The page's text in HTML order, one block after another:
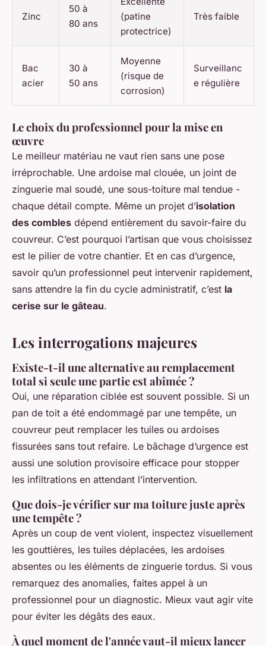
Zinc
50 à
80 ans
(patine
protectrice)
Très faible
Bac
acier
30 à
50 ans
Moyenne
(risque de
corrosion)
Surveillanc
e régulière
Le choix du professionnel pour la mise en
œuvre
Le meilleur matériau ne vaut rien sans une pose
irréprochable. Une ardoise mal clouée, un joint de
zinguerie mal soudé, une sous-toiture mal tendue -
chaque détail compte. Même un projet d’isolation
des combles dépend entièrement du savoir-faire du
couvreur. C’est pourquoi l’artisan que vous choisissez
est le pilier de votre chantier. Et en cas d’urgence,
savoir qu’un professionnel peut intervenir rapidement,
sans attendre la fin du cycle administratif, c’est la
cerise sur le gâteau.
Les interrogations majeures
Existe-t-il une alternative au remplacement
total si seule une partie est abîmée ?
Oui, une réparation ciblée est souvent possible. Si un
pan de toit a été endommagé par une tempête, un
couvreur peut remplacer les tuiles ou ardoises
fissurées sans tout refaire. Le bâchage d’urgence est
aussi une solution provisoire efficace pour stopper
les infiltrations en attendant l’intervention.
Que dois-je vérifier sur ma toiture juste après
une tempête ?
Après un coup de vent violent, inspectez visuellement
les gouttières, les tuiles déplacées, les ardoises
absentes ou les éléments de zinguerie tordus. Si vous
remarquez des anomalies, faites appel à un
professionnel pour un diagnostic. Mieux vaut agir vite
pour éviter les dégâts des eaux.
À quel moment de l'année vaut-il mieux lancer